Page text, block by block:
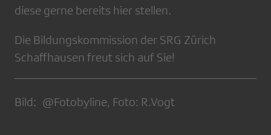
diese gerne bereits hier stellen.
Die Bildungskommission der SRG Zürich
Schaffhausen freut sich auf Sie!
Bild: @Fotobyline, Foto: R.Vogt